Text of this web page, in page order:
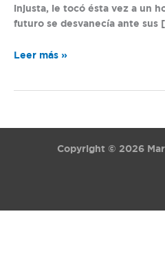
injusta, le tocó ésta vez a un
futuro se desvanecía ante sus
Leer más »
Copyright © 2026